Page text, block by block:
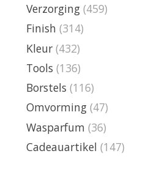
Verzorging (459)
Finish (314)
Kleur (432)
Tools (136)
Borstels (116)
Omvorming (47)
Wasparfum (36)
Cadeauartikel (147)